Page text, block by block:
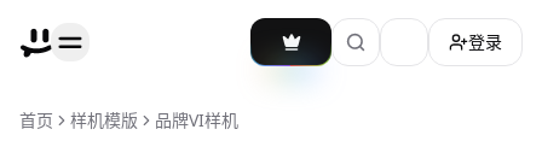
加载主题切换
登录
首页 样机模版 品牌VI样机